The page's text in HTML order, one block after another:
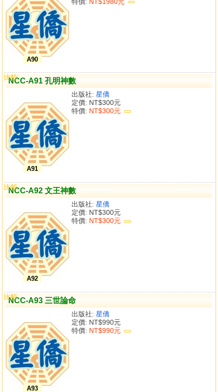
A90
NCC-A91 孔明神數
A91
出版社: 星僑
定價: NT$300元
特價: NT$300元
比較
NCC-A92 文王神數
A92
出版社: 星僑
定價: NT$300元
特價: NT$300元
比較
NCC-A93 三世論命
A93
出版社: 星僑
定價: NT$990元
特價: NT$990元
比較